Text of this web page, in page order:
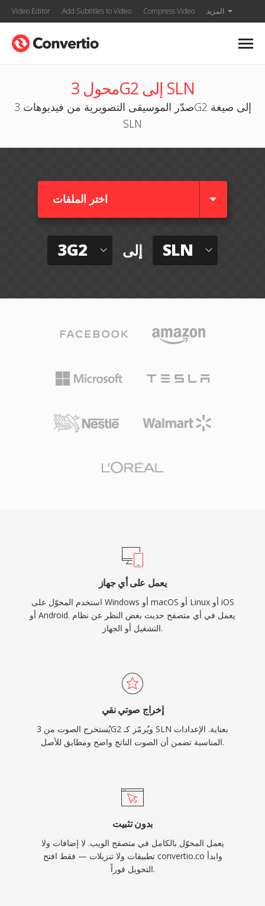
Video Editor Add Subtitles to Video Compress Video المزيد
محول 3G2 إلى SLN
صدّر الموسيقى التصويرية من فيديوهات 3G2 إلى صيغة
SLN
اختر الملفات
3G2 إلى SLN
يعمل على أي جهاز
استخدم المحوّل على Windows أو macOS أو Linux أو iOS
أو Android. يعمل في أي متصفح حديث بغض النظر عن نظام
التشغيل أو الجهاز.
إخراج صوتي نقي
يُستخرج الصوت من 3G2 ويُرمّز كـ SLN بعناية. الإعدادات
المناسبة تضمن أن الصوت الناتج واضح ومطابق للأصل.
بدون تثبيت
يعمل المحوّل بالكامل في متصفح الويب. لا إضافات ولا
تطبيقات ولا تنزيلات — فقط افتح convertio.co وابدأ
التحويل فوراً.